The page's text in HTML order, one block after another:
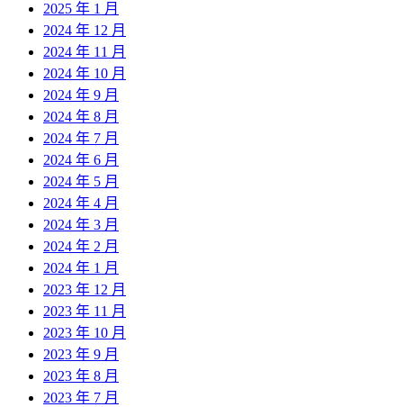
2025 年 1 月
2024 年 12 月
2024 年 11 月
2024 年 10 月
2024 年 9 月
2024 年 8 月
2024 年 7 月
2024 年 6 月
2024 年 5 月
2024 年 4 月
2024 年 3 月
2024 年 2 月
2024 年 1 月
2023 年 12 月
2023 年 11 月
2023 年 10 月
2023 年 9 月
2023 年 8 月
2023 年 7 月